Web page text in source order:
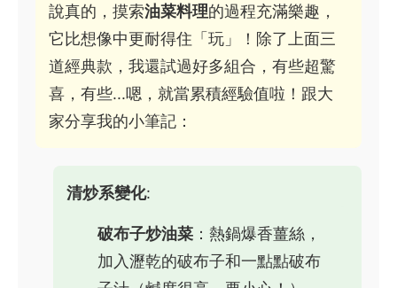
說真的，摸索油菜料理的過程充滿樂趣，
它比想像中更耐得住「玩」！除了上面三
道經典款，我還試過好多組合，有些超驚
喜，有些...嗯，就當累積經驗值啦！跟大
家分享我的小筆記：
清炒系變化:
破布子炒油菜 ：熱鍋爆香薑絲，
加入瀝乾的破布子和一點點破布